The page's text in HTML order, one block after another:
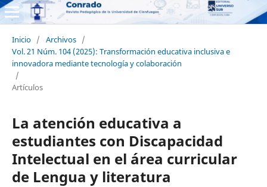
Inicio / Archivos /
Vol. 21 Núm. 104 (2025): Transformación educativa inclusiva e
innovadora mediante tecnología y colaboración
/
Artículos
La atención educativa a
estudiantes con Discapacidad
Intelectual en el área curricular
de Lengua y literatura